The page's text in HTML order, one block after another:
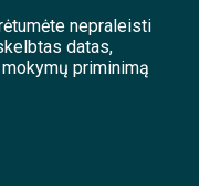
nepraleisti
datas,
priminimą